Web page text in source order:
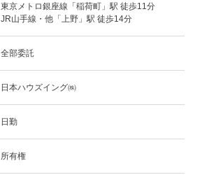
東京メトロ銀座線「稲荷町」駅 徒歩11分
JR山手線・他「上野」駅 徒歩14分
全部委託
日本ハウズイング㈱
日勤
所有権